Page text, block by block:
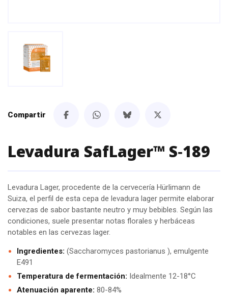
Compartir
Levadura SafLager™ S‑189
Levadura Lager, procedente de la cervecería Hürlimann de
Suiza, el perfil de esta cepa de levadura lager permite elaborar
cervezas de sabor bastante neutro y muy bebibles. Según las
condiciones, suele presentar notas florales y herbáceas
notables en las cervezas lager.
Ingredientes: (Saccharomyces pastorianus ), emulgente
E491
Temperatura de fermentación: Idealmente 12-18°C
Atenuación aparente: 80-84%